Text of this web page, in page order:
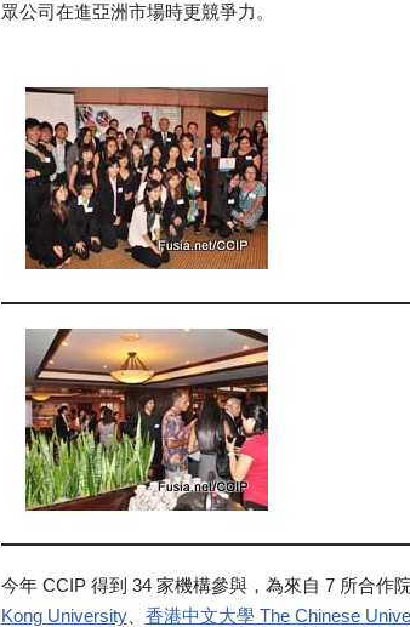
眾公司在進亞洲市場時更競爭力。
今年 CCIP 得到 34 家機構參與，為來自 7 所合作
Kong University、 香港中文大學 The Chinese